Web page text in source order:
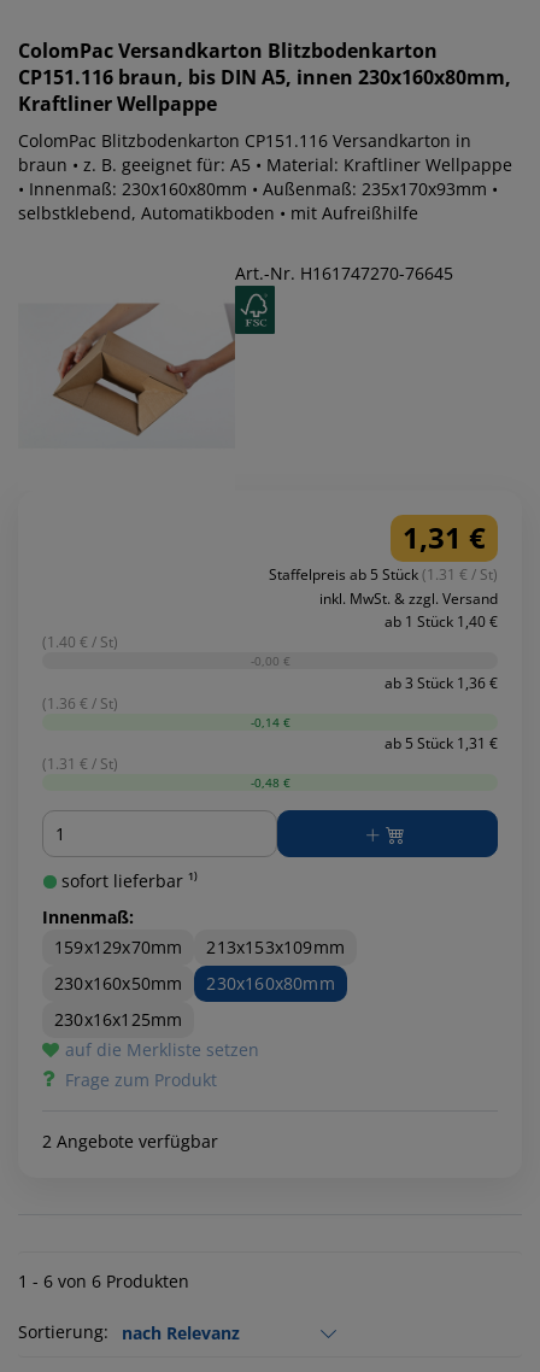
ColomPacVersandkarton Blitzbodenkarton
CP151.116 braun, bis DIN A5, innen 230x160x80mm,
Kraftliner Wellpappe
ColomPac Blitzbodenkarton CP151.116 Versandkarton in
braun • z. B. geeignet für: A5 • Material: Kraftliner Wellpappe
• Innenmaß: 230x160x80mm • Außenmaß: 235x170x93mm •
selbstklebend, Automatikboden • mit Aufreißhilfe
Art.-Nr. H161747270-76645
1,31 €
Staffelpreis ab 5 Stück(1.31 € / St)
inkl. MwSt. & zzgl. Versand
ab 1 Stück 1,40 €
(1.40 € / St)
-0,00 €
ab 3 Stück 1,36 €
(1.36 € / St)
-0,14 €
ab 5 Stück 1,31 €
(1.31 € / St)
-0,48 €
Menge
sofort lieferbar ¹⁾
Innenmaß:
159x129x70mm
213x153x109mm
230x160x50mm
230x160x80mm
230x16x125mm
auf die Merkliste setzen
Frage zum Produkt
2 Angebote verfügbar
1 - 6 von 6 Produkten
Sortierung: